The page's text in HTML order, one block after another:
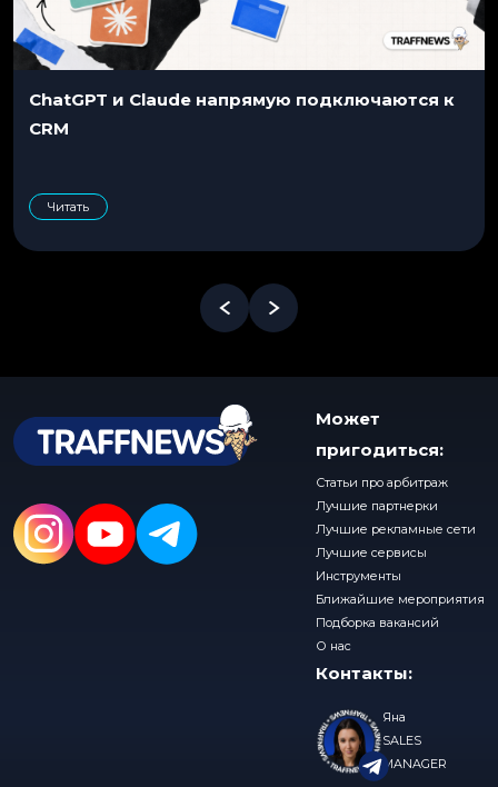
ChatGPT и Claude напрямую подключаются к
CRM
Читать
Может
пригодиться:
Статьи про арбитраж
Лучшие партнерки
Лучшие рекламные сети
Лучшие сервисы
Инструменты
Ближайшие мероприятия
Подборка вакансий
О нас
Контакты:
Яна
SALES
MANAGER